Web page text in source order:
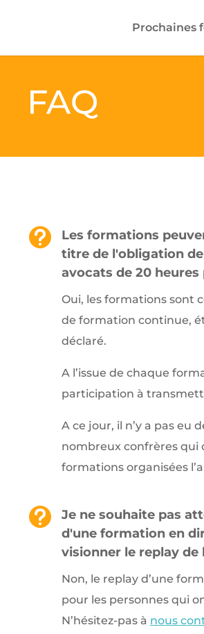
Prochaines
FAQ

Les formations
titre de l'obligation
avocats de 20 heures
Oui, les formations sont
de formation continue,
déclaré.
A l’issue de chaque
participation à
A ce jour, il n’y a pas eu
nombreux confrères qui
formations organisées

Je ne souhaite pas
d'une formation en
visionner le replay de
Non, le replay d’une
pour les personnes qui
N’hésitez-pas à nous